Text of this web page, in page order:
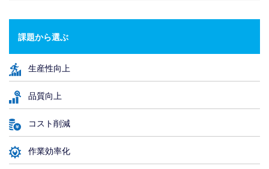
課題から選ぶ
生産性向上
品質向上
コスト削減
作業効率化